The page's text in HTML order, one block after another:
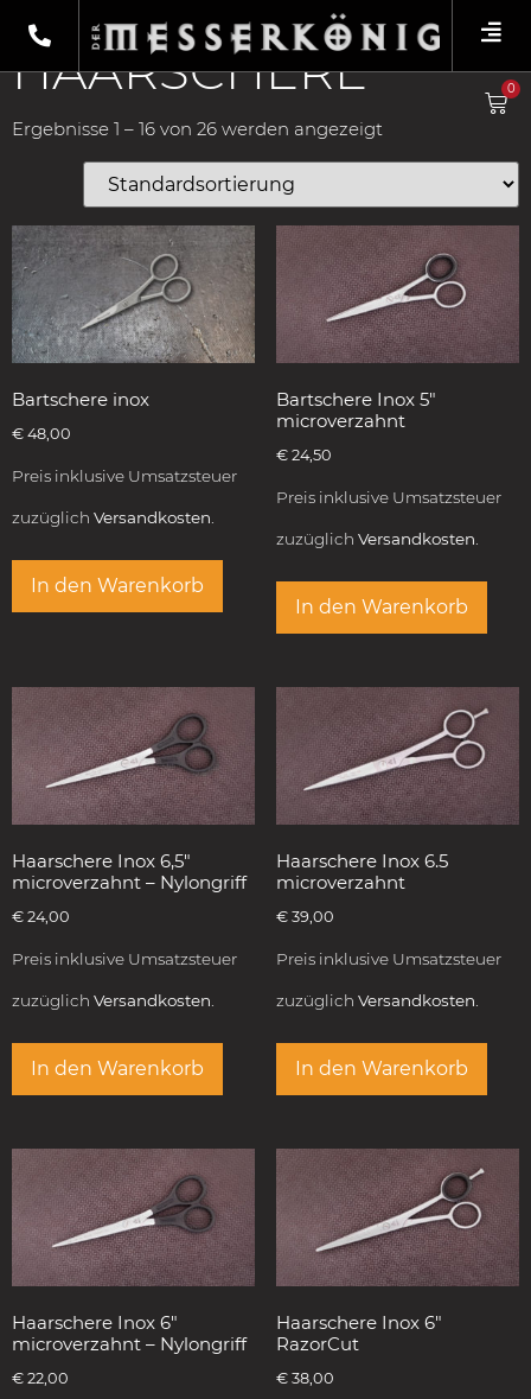
0
HAARSCHERE
Ergebnisse 1 – 16 von 26 werden angezeigt
Bartschere inox
€ 48,00
Preis inklusive Umsatzsteuer
zuzüglich Versandkosten.
In den Warenkorb
Bartschere Inox 5″
microverzahnt
€24,50
Preis inklusive Umsatzsteuer
zuzüglich Versandkosten.
In den Warenkorb
Haarschere Inox 6,5″
microverzahnt – Nylongriff
€ 24,00
Preis inklusive Umsatzsteuer
zuzüglich Versandkosten.
In den Warenkorb
Haarschere Inox 6.5
microverzahnt
€39,00
Preis inklusive Umsatzsteuer
zuzüglich Versandkosten.
In den Warenkorb
Haarschere Inox 6″
microverzahnt – Nylongriff
€ 22,00
Haarschere Inox 6″
RazorCut
€38,00